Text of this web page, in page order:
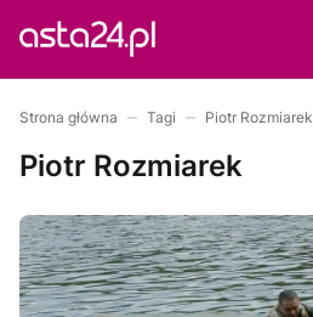
Strona główna Tagi Piotr Rozmiarek
Piotr Rozmiarek